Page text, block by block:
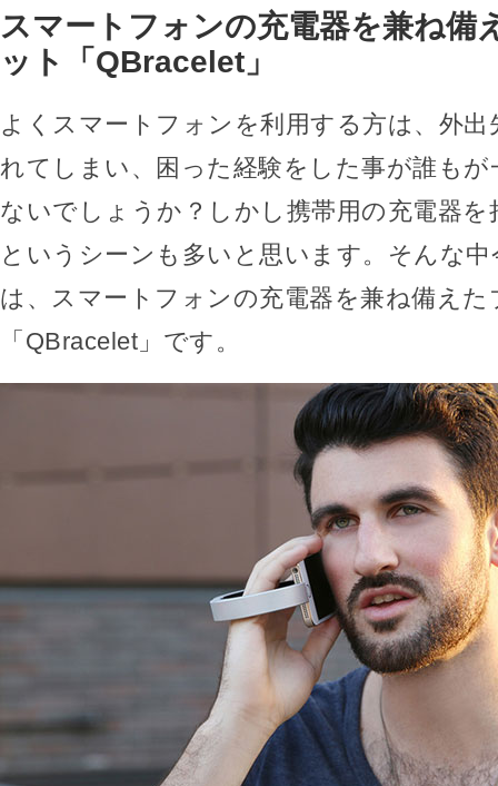
スマートフォンの充電器を兼ね備
ット「QBracelet」
よくスマートフォンを利用する方は、外出
れてしまい、困った経験をした事が誰も
ないでしょうか？しかし携帯用の充電器
というシーンも多いと思います。そんな
は、スマートフォンの充電器を兼ね備え
「QBracelet」です。